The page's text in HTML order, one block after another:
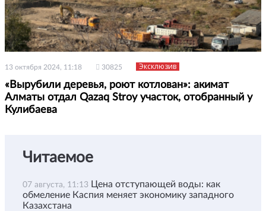
13 октября 2024, 11:18 30825 Эксклюзив
«Вырубили деревья, роют котлован»: акимат
Алматы отдал Qazaq Stroy участок, отобранный у
Кулибаева
Читаемое
07 августа, 11:13 Цена отступающей воды: как
обмеление Каспия меняет экономику западного
Казахстана